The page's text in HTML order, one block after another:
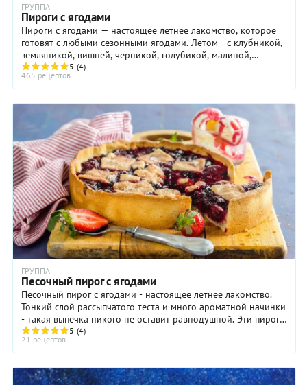
ГРУППА
Пироги с ягодами
Пироги с ягодами — настоящее летнее лакомство, которое
готовят с любыми сезонными ягодами. Летом - с клубникой,
земляникой, вишней, черникой, голубикой, малиной,
ежевикой, крыжовником, сливой, ...
5 (4)
465 рецептов
ГРУППА
Песочный пирог с ягодами
Песочный пирог с ягодами - настоящее летнее лакомство.
Тонкий слой рассыпчатого теста и много ароматной начинки
- такая выпечка никого не оставит равнодушной. Эти пироги
хороши как в минималистичном ...
5 (4)
21 рецептов